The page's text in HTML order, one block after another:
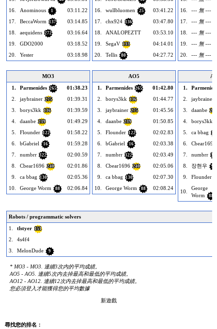
16.
Anominous 1
03:11.22
17.
BeccaWorm 137
03:14.85
18.
aequidens 272
03:16.64
19.
GDO2000
03:18.52
20.
Yester 03:18.98
16.
wullbluomen 25
03:41.22
17.
chx924 136
03:47.80
18.
ANALOPEZTT
03:53.10
19.
SegaV 133
04:14.01
20.
Tellis 80 04:27.72
16.
--- 無 ---
17.
--- 無 ---
18.
--- 無 ---
19.
--- 無 ---
20.
--- 無 ---
MO3
1.
Parmenides 265
01:38.23
2.
jaybrainer 275
01:39.31
3.
borys3kk 136
01:39.59
4.
daanbe 239
01:49.29
5.
Flounder 122
01:58.22
6.
bGabriel 16
01:59.28
7.
numbrr 322
02:00.59
8.
Cbear1696 240
02:01.86
9.
ca bbag 130
02:05.36
10.
George Worm 88 02:06.84
AO5
1.
Parmenides 265
01:42.80
2.
borys3kk 136
01:44.77
3.
jaybrainer 275
01:45.56
4.
daanbe 239
01:50.85
5.
Flounder 122
02:02.83
6.
bGabriel 16
02:03.38
7.
numbrr 322
02:03.49
8.
Cbear1696 240
02:05.06
9.
ca bbag 130
02:07.30
10.
George Worm 88 02:08.24
1.
2.
jaybrainer
3. daanbe 239
4. borys3kk
5. ca bbag
6.
Cbear1696
7.
numbrr
8. 장현우 97
9. Flounder
10.
George
Worm
88
Robots / programmatic solvers
1.
tlstyer 151
2.
4s4f4
3.
MelonDude 9
* MO3 - MO3. 連續3次内的平均成績。
AO5 - AO5. 連續5次内去掉最高和最低的平均成績。
AO12 - AO12. 連續12次内去掉最高和最低的平均成績。
您必須登入才能獲得您的平均數據
新遊戲
尋找您的排名：